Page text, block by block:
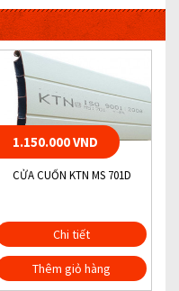
1.150.000 VND
CỬA CUỐN KTN MS 701D
Chi tiết
Thêm giỏ hàng